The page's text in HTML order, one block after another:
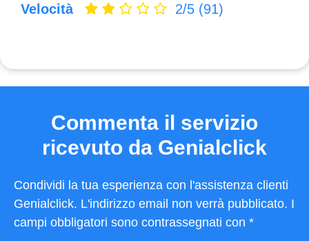
Velocità 2/5 (91)
Commenta il servizio
ricevuto da Genialclick
Condividi la tua esperienza con l'assistenza clienti
Genialclick. L'indirizzo email non verrà pubblicato. I
campi obbligatori sono contrassegnati con *